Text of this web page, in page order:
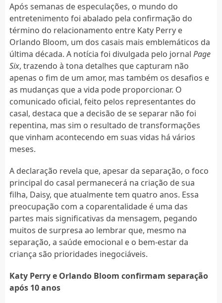
Após semanas de especulações, o mundo do
entretenimento foi abalado pela confirmação do
término do relacionamento entre Katy Perry e
Orlando Bloom, um dos casais mais emblemáticos da
última década. A notícia foi divulgada pelo jornal Page
Six, trazendo à tona detalhes que capturam não
apenas o fim de um amor, mas também os desafios e
as mudanças que a vida pode proporcionar. O
comunicado oficial, feito pelos representantes do
casal, destaca que a decisão de se separar não foi
repentina, mas sim o resultado de transformações
que vinham acontecendo em suas vidas há vários
meses.
A declaração revela que, apesar da separação, o foco
principal do casal permanecerá na criação de sua
filha, Daisy, que atualmente tem quatro anos. Essa
preocupação com a coparentalidade é uma das
partes mais significativas da mensagem, pegando
muitos de surpresa ao lembrar que, mesmo na
separação, a saúde emocional e o bem-estar da
criança são prioridades inegociáveis.
Katy Perry e Orlando Bloom confirmam separação
após 10 anos